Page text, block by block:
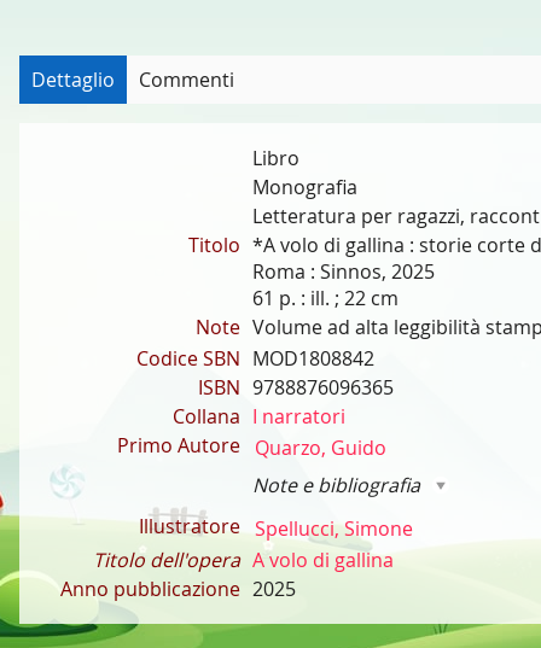
Dettaglio Commenti
Libro
Monografia
Letteratura per ragazzi,
Titolo *A volo di gallina : storie corte
Roma : Sinnos, 2025
61 p. : ill. ; 22 cm
Note Volume ad alta leggibilità
Codice SBN MOD1808842
ISBN 9788876096365
Collana I narratori
Primo Autore Quarzo, Guido
Note e bibliografia
Illustratore Spellucci, Simone
Titolo dell'opera A volo di gallina
Anno pubblicazione 2025